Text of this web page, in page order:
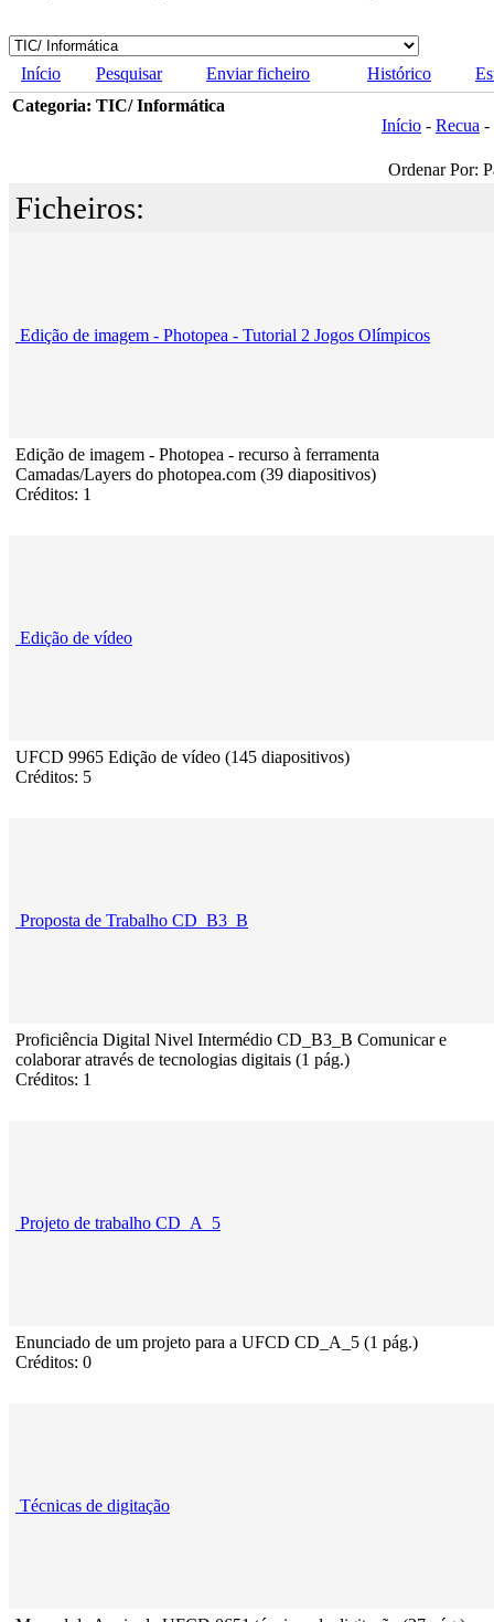
Início Pesquisar Enviar ficheiro Histórico
Categoria: TIC/ Informática
Início - Recua -
Ordenar Por:
Ficheiros:
Edição de imagem - Photopea - Tutorial 2 Jogos Olímpicos
Edição de imagem - Photopea - recurso à ferramenta
Camadas/Layers do photopea.com (39 diapositivos)
Créditos: 1
Edição de vídeo
UFCD 9965 Edição de vídeo (145 diapositivos)
Créditos: 5
Proposta de Trabalho CD_B3_B
Proficiência Digital Nivel Intermédio CD_B3_B Comunicar e
colaborar através de tecnologias digitais (1 pág.)
Créditos: 1
Projeto de trabalho CD_A_5
Enunciado de um projeto para a UFCD CD_A_5 (1 pág.)
Créditos: 0
Técnicas de digitação